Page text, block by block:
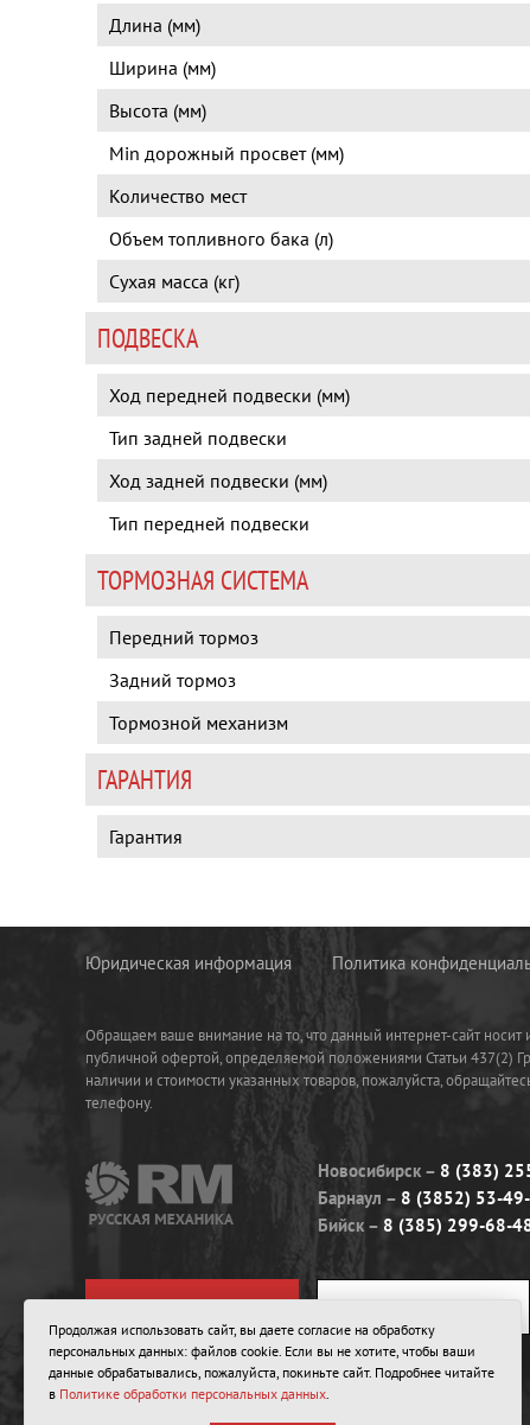
Продолжая использовать сайт, вы даете согласие на обработку
персональных данных: файлов cookie. Если вы не хотите, чтобы ваши
данные обрабатывались, пожалуйста, покиньте сайт. Подробнее читайте
в Политике обработки персональных данных.
Длина (мм)
Ширина (мм)
Высота (мм)
Min дорожный просвет (мм)
Количество мест
Объем топливного бака (л)
Сухая масса (кг)
ПОДВЕСКА
Ход передней подвески (мм)
Тип задней подвески
Ход задней подвески (мм)
Тип передней подвески
ТОРМОЗНАЯ СИСТЕМА
Передний тормоз
Задний тормоз
Тормозной механизм
ГАРАНТИЯ
Гарантия
Юридическая информация Политика
Обращаем ваше внимание на то, что данный интернет-сайт
публичной офертой, определяемой положениями Статьи 437(2)
наличии и стоимости указанных товаров, пожалуйста,
телефону.
Новосибирск
8 (383)
Барнаул
8 (3852) 53-
Бийск
8 (385) 299-68-